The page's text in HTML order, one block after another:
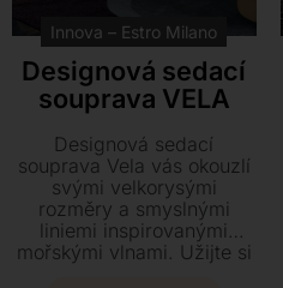
Innova – Estro Milano
Designová sedací
souprava VELA
Designová sedací
souprava Vela vás okouzlí
svými velkorysými
rozměry a smyslnými
liniemi inspirovanými
mořskými vlnami. Užijte si